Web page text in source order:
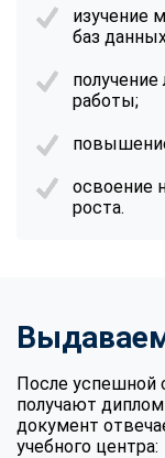
изучение
баз
работы;
освоение
роста.
После успешной
получают
документ
учебного центра: